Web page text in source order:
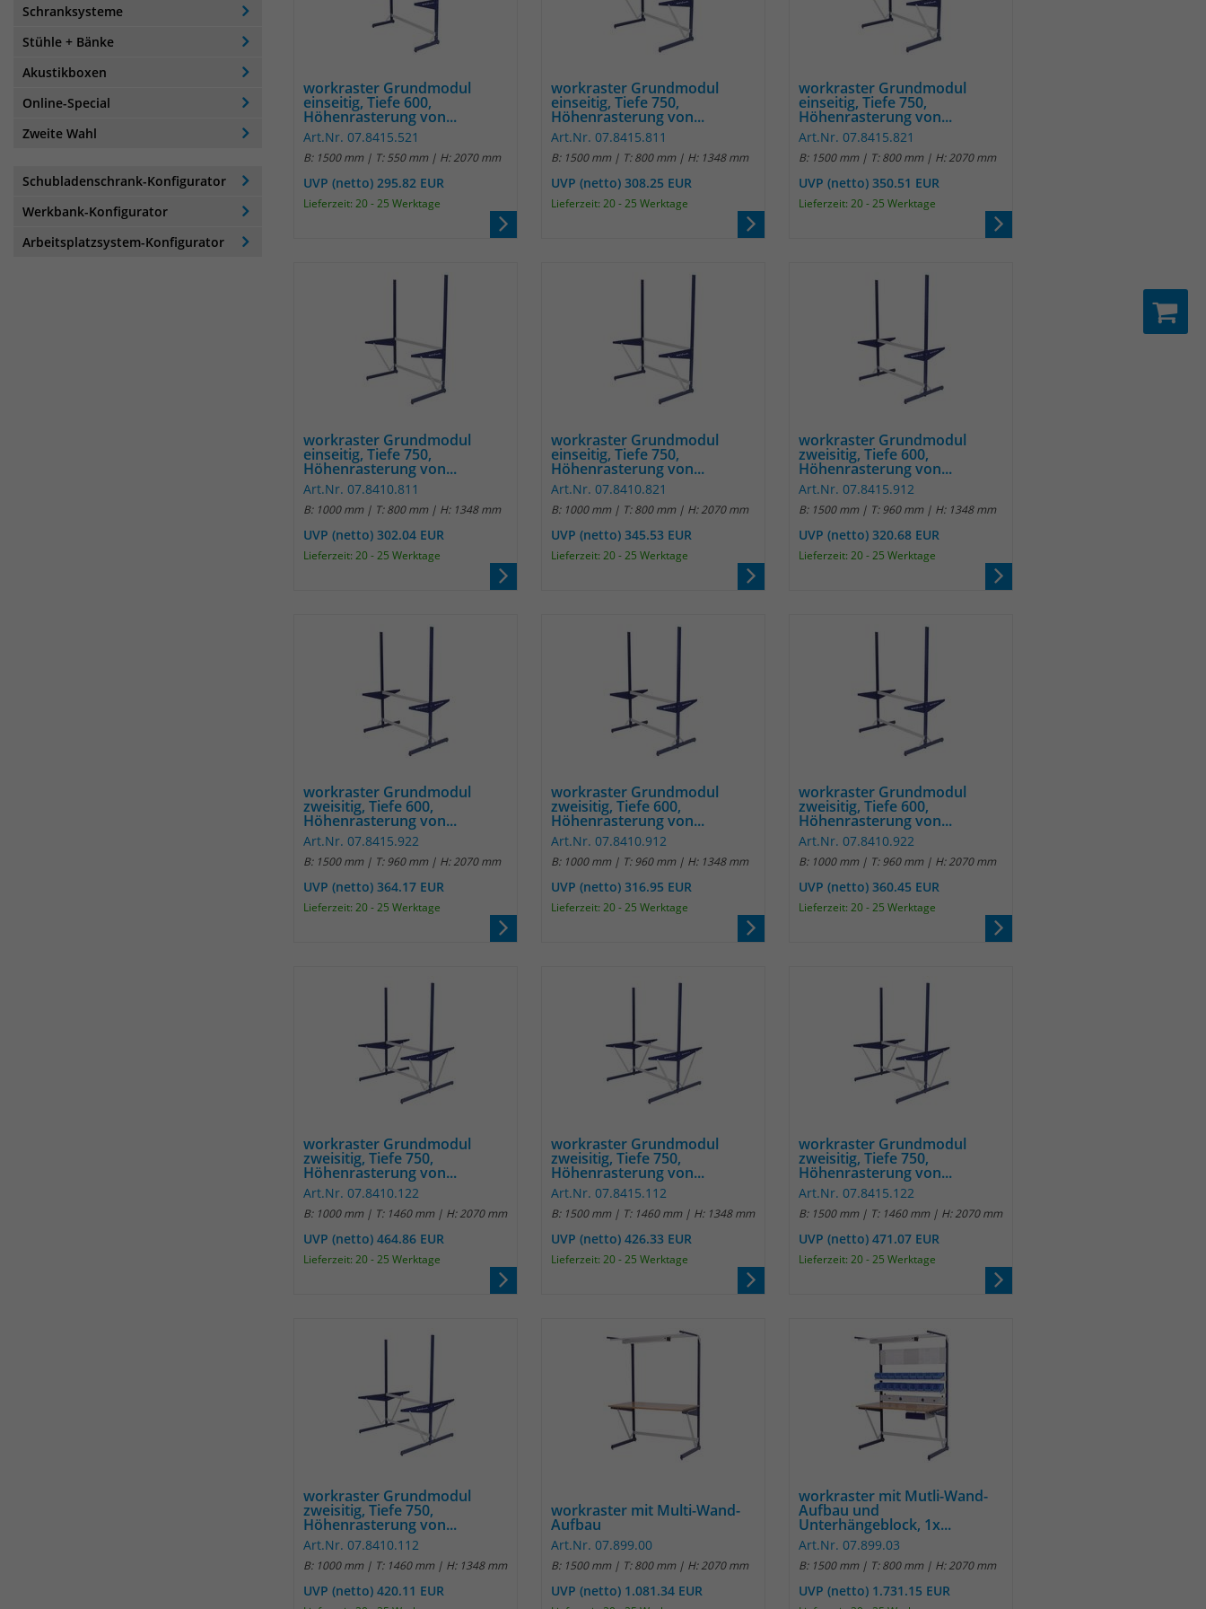
Schranksysteme
Stühle + Bänke
Akustikboxen
Online-Special
Zweite Wahl
Schubladenschrank-Konfigurator
Werkbank-Konfigurator
Arbeitsplatzsystem-Konfigurator
workraster Grundmodul
einseitig, Tiefe 600,
Höhenrasterung von...
Art.Nr. 07.8415.521
B: 1500 mm | T: 550 mm | H: 2070 mm
UVP (netto) 295.82 EUR
Lieferzeit: 20 - 25 Werktage
workraster Grundmodul
einseitig, Tiefe 750,
Höhenrasterung von...
Art.Nr. 07.8415.811
B: 1500 mm | T: 800 mm | H: 1348 mm
UVP (netto) 308.25 EUR
Lieferzeit: 20 - 25 Werktage
workraster Grundmodul
einseitig, Tiefe 750,
Höhenrasterung von...
Art.Nr. 07.8415.821
B: 1500 mm | T: 800 mm | H: 2070 mm
UVP (netto) 350.51 EUR
Lieferzeit: 20 - 25 Werktage
workraster Grundmodul
einseitig, Tiefe 750,
Höhenrasterung von...
Art.Nr. 07.8410.811
B: 1000 mm | T: 800 mm | H: 1348 mm
UVP (netto) 302.04 EUR
Lieferzeit: 20 - 25 Werktage
workraster Grundmodul
einseitig, Tiefe 750,
Höhenrasterung von...
Art.Nr. 07.8410.821
B: 1000 mm | T: 800 mm | H: 2070 mm
UVP (netto) 345.53 EUR
Lieferzeit: 20 - 25 Werktage
workraster Grundmodul
zweisitig, Tiefe 600,
Höhenrasterung von...
Art.Nr. 07.8415.912
B: 1500 mm | T: 960 mm | H: 1348 mm
UVP (netto) 320.68 EUR
Lieferzeit: 20 - 25 Werktage
workraster Grundmodul
zweisitig, Tiefe 600,
Höhenrasterung von...
Art.Nr. 07.8415.922
B: 1500 mm | T: 960 mm | H: 2070 mm
UVP (netto) 364.17 EUR
Lieferzeit: 20 - 25 Werktage
workraster Grundmodul
zweisitig, Tiefe 600,
Höhenrasterung von...
Art.Nr. 07.8410.912
B: 1000 mm | T: 960 mm | H: 1348 mm
UVP (netto) 316.95 EUR
Lieferzeit: 20 - 25 Werktage
workraster Grundmodul
zweisitig, Tiefe 600,
Höhenrasterung von...
Art.Nr. 07.8410.922
B: 1000 mm | T: 960 mm | H: 2070 mm
UVP (netto) 360.45 EUR
Lieferzeit: 20 - 25 Werktage
workraster Grundmodul
zweisitig, Tiefe 750,
Höhenrasterung von...
Art.Nr. 07.8410.122
B: 1000 mm | T: 1460 mm | H: 2070 mm
UVP (netto) 464.86 EUR
Lieferzeit: 20 - 25 Werktage
workraster Grundmodul
zweisitig, Tiefe 750,
Höhenrasterung von...
Art.Nr. 07.8415.112
B: 1500 mm | T: 1460 mm | H: 1348 mm
UVP (netto) 426.33 EUR
Lieferzeit: 20 - 25 Werktage
workraster Grundmodul
zweisitig, Tiefe 750,
Höhenrasterung von...
Art.Nr. 07.8415.122
B: 1500 mm | T: 1460 mm | H: 2070 mm
UVP (netto) 471.07 EUR
Lieferzeit: 20 - 25 Werktage
workraster Grundmodul
zweisitig, Tiefe 750,
Höhenrasterung von...
Art.Nr. 07.8410.112
B: 1000 mm | T: 1460 mm | H: 1348 mm
UVP (netto) 420.11 EUR
workraster mit Multi-Wand-
Aufbau
Art.Nr. 07.899.00
B: 1500 mm | T: 800 mm | H: 2070 mm
UVP (netto) 1.081.34 EUR
workraster mit Mutli-Wand-
Aufbau und
Unterhängeblock, 1x...
Art.Nr. 07.899.03
B: 1500 mm | T: 800 mm | H: 2070 mm
UVP (netto) 1.731.15 EUR
Zweck
Enthält die gewählten Tracking-Optin-
Laufzeit 13 Monate
Cookie wird verwendet, um Besucher-,
Sitzungs- und Kampagnendaten zu
berechnen und die Nutzung der Website für
den Analysebericht der Website zu verfolgen.
Unternehmen unzugänglich.
Name
Anbieter Matomo
6 Monate
Zweck
Das Cookie wird von Matomo instralliert. Das
Cookie wird verwendet, um Besucher-,
Sitzungs- und Kampagnendaten zu
berechnen und die Nutzung der Website für
Die Cookies speichern Informationen anonym
Die Daten werde lokal auf unserem Server
gespeichert und sind damit externen
Unternehmen unzugänglich.
Name _pk_ses
Anbieter Matomo
Laufzeit 30 Minuten
Zweck
Das Cookie wird genutzt um temporär
Laufzeit
Name _pk_hsr
Anbieter Matomo
30 Minuten
Session Daten zu speichern
Anbieter
Zweck
Das Cookie wird gesetzt um zu überprüfen
ob der Browser erlaubt Cookies zu setzen. Es
wird direkt nach demTest wieder gelöscht.